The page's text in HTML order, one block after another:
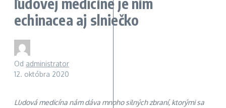
echinacea aj slniečko
Od administrator
12. októbra 2020
Ľudová medicína nám dáva mnoho silných zbraní, ktorými sa